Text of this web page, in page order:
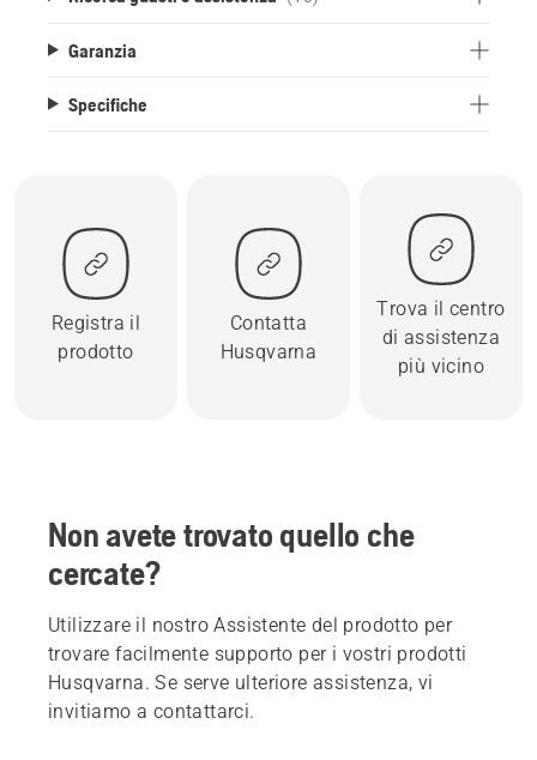
Garanzia
Specifiche
Registra il
prodotto
Contatta
Husqvarna
Trova il centro
di assistenza
più vicino
Non avete trovato quello che
cercate?
Utilizzare il nostro Assistente del prodotto per
trovare facilmente supporto per i vostri prodotti
Husqvarna. Se serve ulteriore assistenza, vi
invitiamo a contattarci.